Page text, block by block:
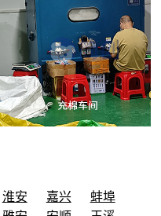
淮安 嘉兴
蚌埠